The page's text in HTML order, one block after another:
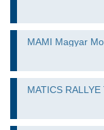
MAMI Magyar
MATICS